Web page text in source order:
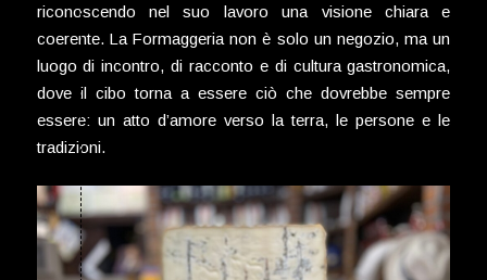
riconoscendo nel suo lavoro una visione chiara e
coerente. La Formaggeria non è solo un negozio, ma un
luogo di incontro, di racconto e di cultura gastronomica,
dove il cibo torna a essere ciò che dovrebbe sempre
essere: un atto d’amore verso la terra, le persone e le
tradizioni.